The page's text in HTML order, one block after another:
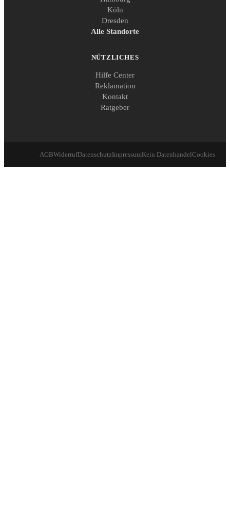
Köln
Dresden
Alle Standorte
NÜTZLICHES
Hilfe Center
Reklamation
Kontakt
Ratgeber
AGBWiderrufDatenschutzImpressumKein DatenhandelCookies